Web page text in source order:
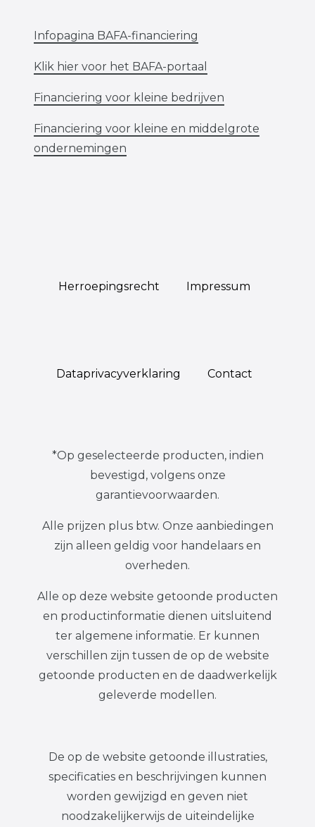
Infopagina BAFA-financiering
Klik hier voor het BAFA-portaal
Financiering voor kleine bedrijven
Financiering voor kleine en middelgrote
ondernemingen
Herroepings­recht Impressum
Data­privacy­verklaring Contact
*Op geselecteerde producten, indien
bevestigd, volgens onze
garantievoorwaarden.
Alle prijzen plus btw. Onze aanbiedingen
zijn alleen geldig voor handelaars en
overheden.
Alle op deze website getoonde producten
en productinformatie dienen uitsluitend
ter algemene informatie. Er kunnen
verschillen zijn tussen de op de website
getoonde producten en de daadwerkelijk
geleverde modellen.
De op de website getoonde illustraties,
specificaties en beschrijvingen kunnen
worden gewijzigd en geven niet
noodzakelijkerwijs de uiteindelijke